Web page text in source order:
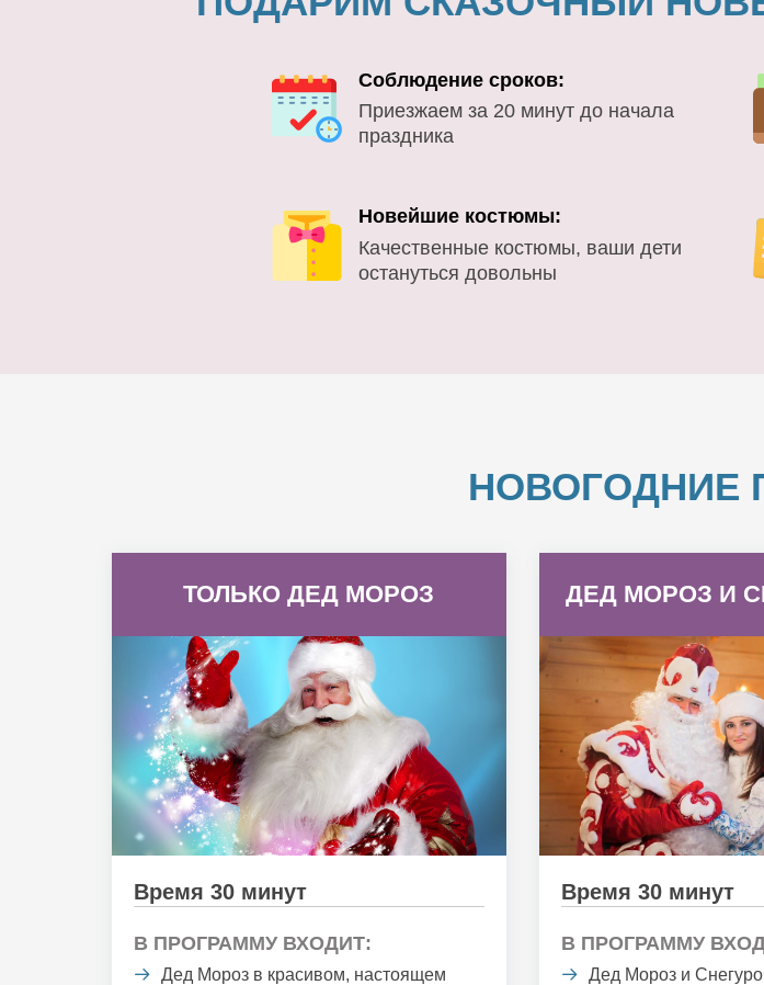
Соблюдение сроков:
Приезжаем за 20 минут до начала
праздника
Новейшие костюмы:
Качественные костюмы, ваши дети
остануться довольны
НОВОГОДНИЕ
ТОЛЬКО ДЕД МОРОЗ
Время 30 минут
В ПРОГРАММУ ВХОДИТ:
Дед Мороз в красивом, настоящем
ДЕД МОРОЗ И
Время 30 минут
В ПРОГРАММУ
Дед Мороз и